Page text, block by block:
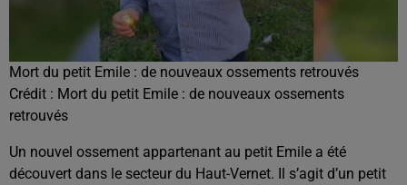
Mort du petit Emile : de nouveaux ossements retrouvés
Crédit : Mort du petit Emile : de nouveaux ossements
retrouvés
Un nouvel ossement appartenant au petit Emile a été
découvert dans le secteur du Haut-Vernet. Il s’agit d’un petit